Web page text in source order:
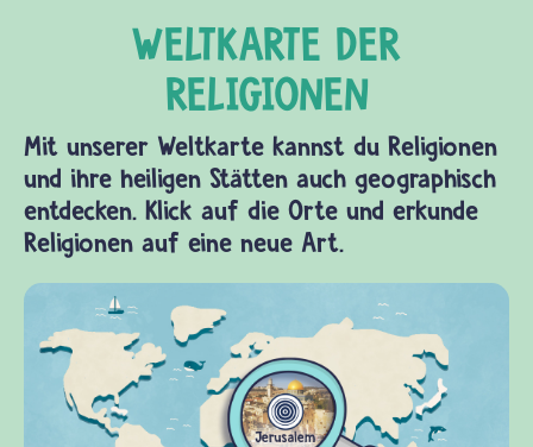
Mit unserer Weltkarte kannst du Religionen
und ihre heiligen Stätten auch geographisch
entdecken. Klick auf die Orte und erkunde
Religionen auf eine neue Art.